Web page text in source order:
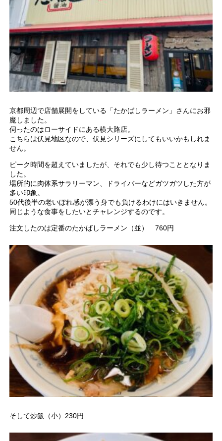
京都周辺で店舗展開をしている「たかばしラーメン」さんにお邪
魔しました。
伺ったのはローサイドにある横大路店。
こちらは伏見地区なので、伏見シリーズにしてもいいかもしれま
せん。
ピーク時間を超えていましたが、それでも少し待つこととなりま
した。
場所的に肉体系サラリーマン、ドライバーなどガツガツした方が
多い印象。
50代後半の老いぼれ感が漂う身でも負けるわけにはいきません。
同じような食事をしたいとチャレンジするのです。
注文したのは定番のたかばしラーメン（並） 760円
そして炒飯（小）230円